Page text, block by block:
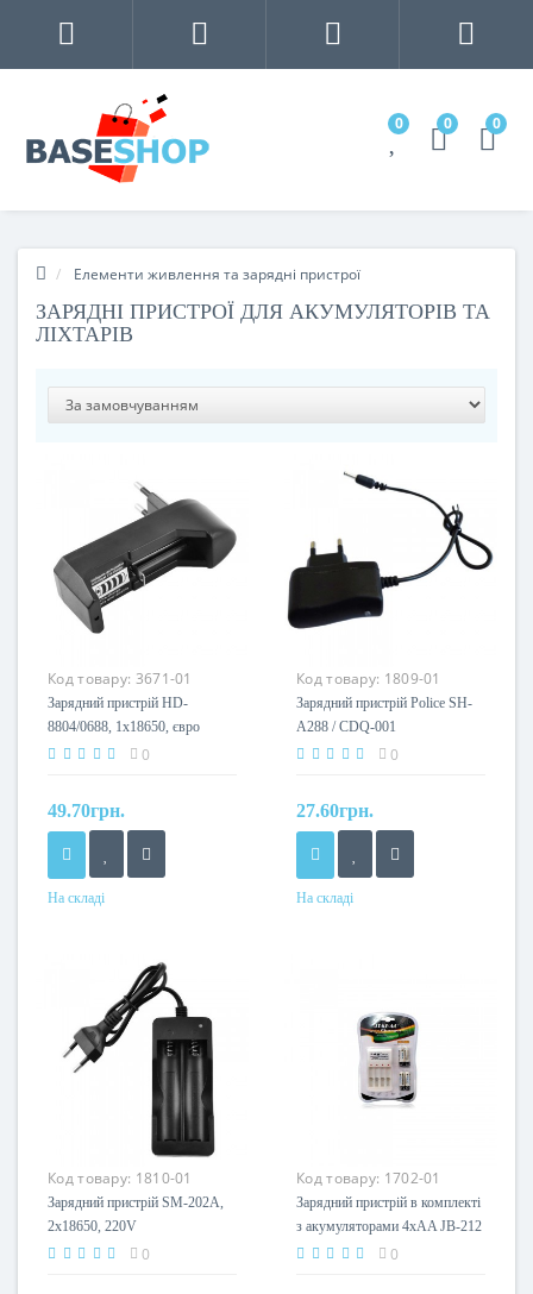
0 0 0
Елементи живлення та зарядні пристрої
ЗАРЯДНІ ПРИСТРОЇ ДЛЯ АКУМУЛЯТОРІВ ТА
ЛІХТАРІВ
Код товару: 3671-01
Зарядний пристрій HD-
8804/0688, 1х18650, євро
вилка
0
49.70грн.
На складі
Код товару: 1809-01
Зарядний пристрій Poliсe SH-
A288 / CDQ-001
0
27.60грн.
На складі
Код товару: 1810-01
Зарядний пристрій SM-202А,
2х18650, 220V
0
Код товару: 1702-01
Зарядний пристрій в комплекті
з акумуляторами 4хAA JB-212
0